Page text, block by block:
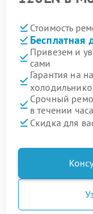
Стоимость
Бесплатная
Привезем и
сами
Гарантия на
Срочный
в течении часа
Скидка для